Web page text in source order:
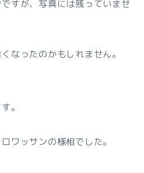
すが、写真には残っていませ
なったのかもしれません。
。
ワッサンの様相でした。